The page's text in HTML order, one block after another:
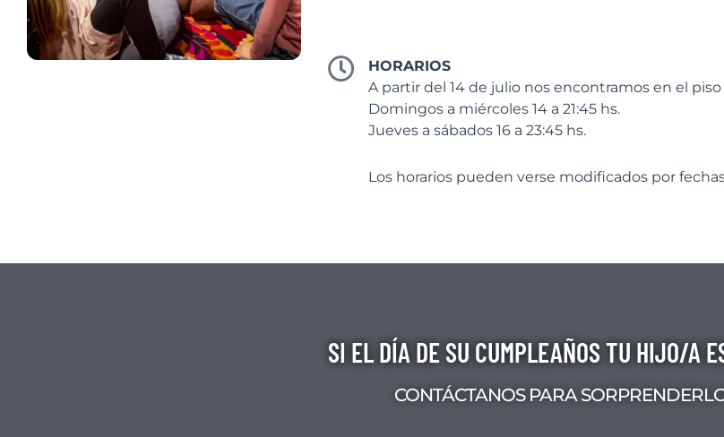
HORARIOS
A partir del 14 de julio nos encontramos en el piso
Domingos a miércoles 14 a 21:45 hs.
Jueves a sábados 16 a 23:45 hs.
Los horarios pueden verse modificados por
SI EL DÍA DE SU CUMPLEAÑOS TU HIJO/A
CONTÁCTANOS PARA